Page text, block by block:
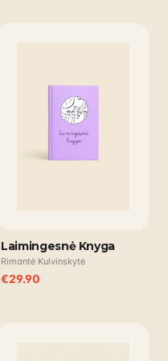
Laimingesnė Knyga
Rimantė Kulvinskytė
€29.90